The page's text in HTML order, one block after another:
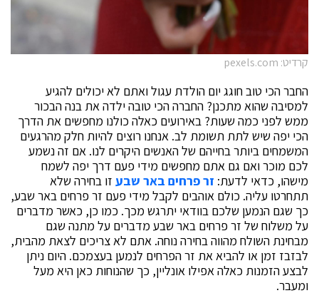
קרדיט: pexels.com
החבר הכי טוב חוגג יום הולדת עגול ואתם לא יכולים להגיע
למסיבה שהוא מתכנן? החברה הכי טובה ילדה את בנה הבכור
ממש לפני כמה שעות? באירועים כאלה כולנו מחפשים את הדרך
הכי יפה שיש לתת תשומת לב. אנחנו רוצים להיות חלק מהרגעים
המשמחים ביותר בחייהם של האנשים היקרים לנו. אם זה נשמע
לכם מוכר ואם גם אתם מחפשים מידי פעם דרך יפה לשמח
מישהו, כדאי לדעת: זר פרחים באר שבע זו בחירה שלא
תתחרטו עליה. כולם אוהבים לקבל מידי פעם זר פרחים באר שבע,
כך שגם הנמען שלכם בוודאי יתרגש מכך. כמו כן, כאשר מדברים
על משלוח של זר פרחים באר שבע מדברים על מתנה שגם
מבחינת השולח מהווה בחירה נוחה. אתם לא צריכים לצאת מהבית,
לבזבז זמן או להביא את זר הפרחים לנמען בעצמכם. היום ניתן
לבצע הזמנות כאלה אפילו אונליין, כך שהנוחות כאן היא מעל
ומעבר.